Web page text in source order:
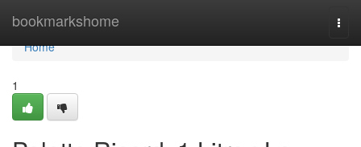
bookmarkshome
Home
Home
1